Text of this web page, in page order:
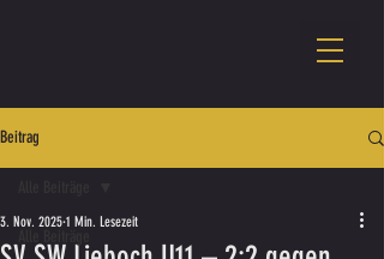
Beitrag
3. Nov. 2025 1 Min. Lesezeit